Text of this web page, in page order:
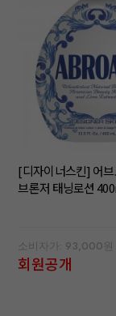
[디자이너스킨] 어
브론저 태닝로션
소비자가: 93,000원
회원공개